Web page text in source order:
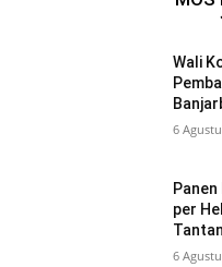
Wali
6
per
6